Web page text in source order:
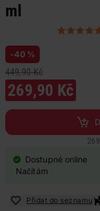
ml
449,90 Kč
269,90 Kč
-40 %
Dostupné online
Načítám
Přidat do seznamu